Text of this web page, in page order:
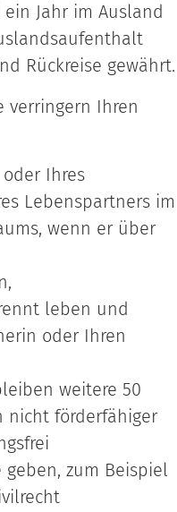
Jahr im Ausland
Rückreise gewährt.
verringern Ihren
Ihres
Lebenspartners im
wenn er über
leben und
oder Ihren
weitere 50
nicht förderfähiger
zum Beispiel